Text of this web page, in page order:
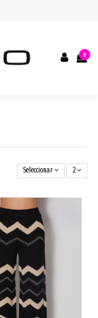
0
Seleccionar 2